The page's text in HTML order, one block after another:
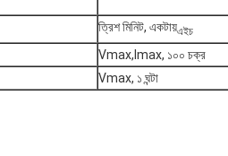
ত্রিশ মিনিট, একটায়এইচ
Vmax,Imax, ১০০ চক্র
Vmax, ১ ঘন্টা